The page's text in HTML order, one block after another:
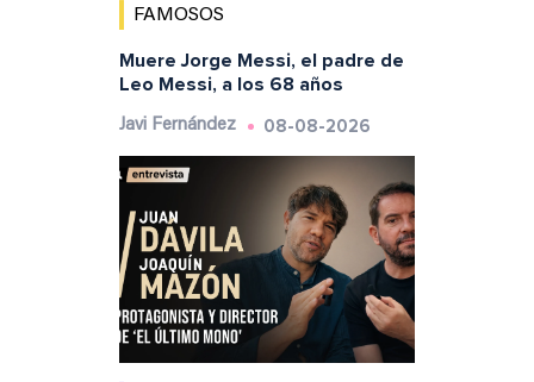
FAMOSOS
Muere Jorge Messi, el padre de
Leo Messi, a los 68 años
Javi Fernández 08-08-2026